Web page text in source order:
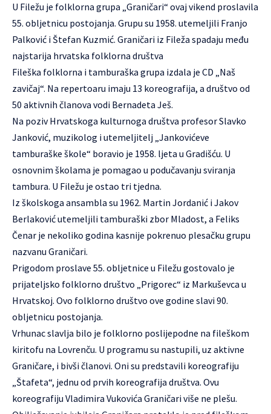
U Filežu je folklorna grupa „Graničari“ ovaj vikend proslavila
55. obljetnicu postojanja. Grupu su 1958. utemeljili Franjo
Palković i Štefan Kuzmić. Graničari iz Fileža spadaju među
najstarija hrvatska folklorna društva
Fileška folklorna i tamburaška grupa izdala je CD „Naš
zavičaj“. Na repertoaru imaju 13 koreografija, a društvo od
50 aktivnih članova vodi Bernadeta Ješ.
Na poziv Hrvatskoga kulturnoga društva profesor Slavko
Janković, muzikolog i utemeljitelj „Jankovićeve
tamburaške škole“ boravio je 1958. ljeta u Gradišću. U
osnovnim školama je pomagao u podučavanju sviranja
tambura. U Filežu je ostao tri tjedna.
Iz školskoga ansambla su 1962. Martin Jordanić i Jakov
Berlaković utemeljili tamburaški zbor Mladost, a Feliks
Čenar je nekoliko godina kasnije pokrenuo plesačku grupu
nazvanu Graničari.
Prigodom proslave 55. obljetnice u Filežu gostovalo je
prijateljsko folklorno društvo „Prigorec“ iz Markuševca u
Hrvatskoj. Ovo folklorno društvo ove godine slavi 90.
obljetnicu postojanja.
Vrhunac slavlja bilo je folklorno poslijepodne na fileškom
kiritofu na Lovrenču. U programu su nastupili, uz aktivne
Graničare, i bivši članovi. Oni su predstavili koreografiju
„Štafeta“, jednu od prvih koreografija društva. Ovu
koreografiju Vladimira Vukovića Graničari više ne plešu.